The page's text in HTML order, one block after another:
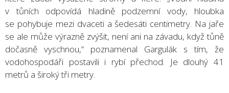
v tůních odpovídá hladině podzemní vody, hloubka
se pohybuje mezi dvaceti a šedesáti centimetry. Na jaře
se ale může výrazně zvýšit, není ani na závadu, když tůně
dočasně vyschnou,“ poznamenal Gargulák s tím, že
vodohospodáři postavili i rybí přechod. Je dlouhý 41
metrů a široký tři metry.